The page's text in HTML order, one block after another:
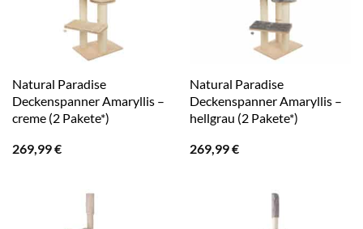
Natural Paradise
Deckenspanner Amaryllis –
creme (2 Pakete*)
269,99€
Natural Paradise
Deckenspanner Amaryllis –
hellgrau (2 Pakete*)
269,99€